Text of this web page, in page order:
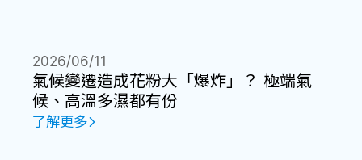
氣候變遷造成花粉大「爆炸」？ 極端氣
候、高溫多濕都有份
2026/06/11
了解更多